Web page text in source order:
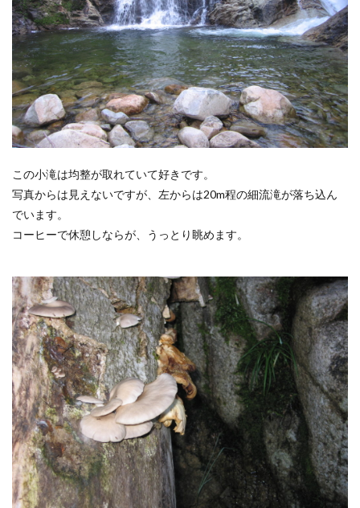
この小滝は均整が取れていて好きです。
写真からは見えないですが、左からは20m程の細流滝が落ち込ん
でいます。
コーヒーで休憩しならが、うっとり眺めます。